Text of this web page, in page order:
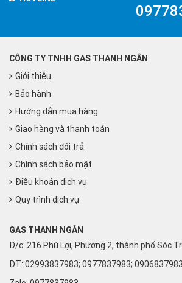
CÔNG TY TNHH GAS THANH NGÂN
Giới thiệu
Bảo hành
Hướng dẫn mua hàng
Giao hàng và thanh toán
Chính sách đổi trả
Chính sách bảo mật
Điều khoản dịch vụ
Quy trình dịch vụ
GAS THANH NGÂN
Đ/c: 216 Phú Lợi, Phường 2, thành phố Sóc
ĐT: 02993837983; 0977837983; 0906837983